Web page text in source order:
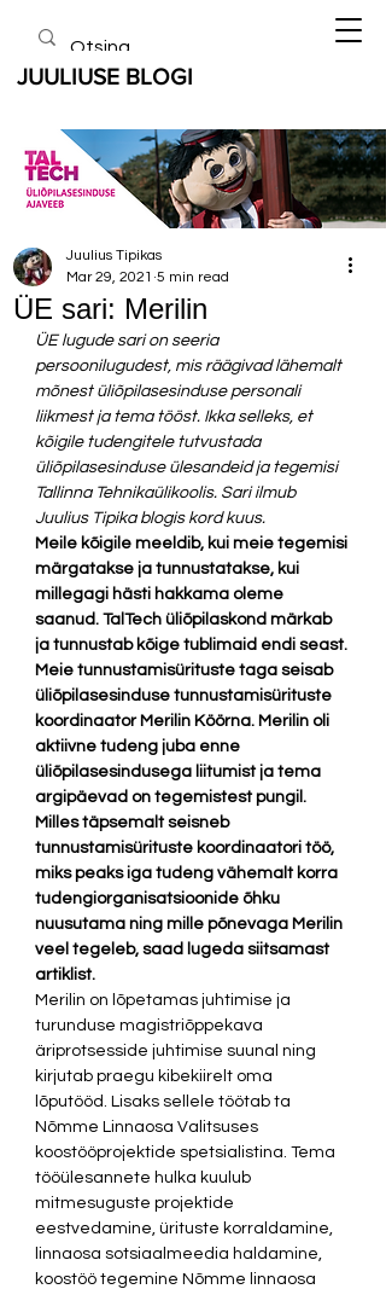
JUULIUSE BLOGI
ÜE sari: Merilin
Juulius Tipikas
Mar 29, 2021 5 min read
ÜE lugude sari on seeria
persoonilugudest, mis räägivad lähemalt
mõnest üliõpilasesinduse personali
liikmest ja tema tööst. Ikka selleks, et
kõigile tudengitele tutvustada
üliõpilasesinduse ülesandeid ja tegemisi
Tallinna Tehnikaülikoolis. Sari ilmub
Juulius Tipika blogis kord kuus.
Meile kõigile meeldib, kui meie tegemisi
märgatakse ja tunnustatakse, kui
millegagi hästi hakkama oleme
saanud. TalTech üliõpilaskond märkab
ja tunnustab kõige tublimaid endi seast.
Meie tunnustamisürituste taga seisab
üliõpilasesinduse tunnustamisürituste
koordinaator Merilin Köörna. Merilin oli
aktiivne tudeng juba enne
üliõpilasesindusega liitumist ja tema
argipäevad on tegemistest pungil.
Milles täpsemalt seisneb
tunnustamisürituste koordinaatori töö,
miks peaks iga tudeng vähemalt korra
tudengiorganisatsioonide õhku
nuusutama ning mille põnevaga Merilin
veel tegeleb, saad lugeda siitsamast
artiklist.
Merilin on lõpetamas juhtimise ja
turunduse magistriõppekava
äriprotsesside juhtimise suunal ning
kirjutab praegu kibekiirelt oma
lõputööd. Lisaks sellele töötab ta
Nõmme Linnaosa Valitsuses
koostööprojektide spetsialistina. Tema
tööülesannete hulka kuulub
mitmesuguste projektide
eestvedamine, ürituste korraldamine,
linnaosa sotsiaalmeedia haldamine,
koostöö tegemine Nõmme linnaosa